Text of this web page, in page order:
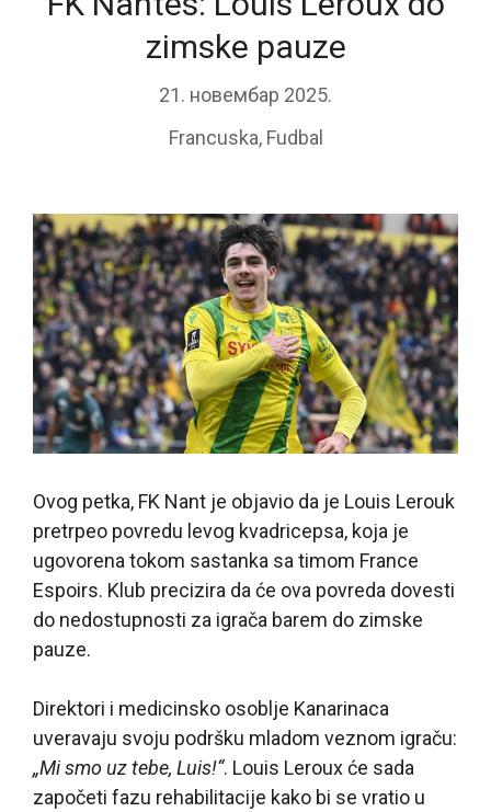
zimske pauze
21. новембар 2025.
Francuska, Fudbal
Ovog petka, FK Nant je objavio da je Louis Lerouk
pretrpeo povredu levog kvadricepsa, koja je
ugovorena tokom sastanka sa timom France
Espoirs. Klub precizira da će ova povreda dovesti
do nedostupnosti za igrača barem do zimske
pauze.
Direktori i medicinsko osoblje Kanarinaca
uveravaju svoju podršku mladom veznom igraču:
„Mi smo uz tebe, Luis!“. Louis Leroux će sada
započeti fazu rehabilitacije kako bi se vratio u